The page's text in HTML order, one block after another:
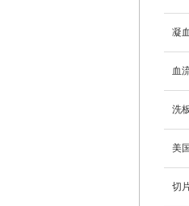
凝
血
洗
美
切